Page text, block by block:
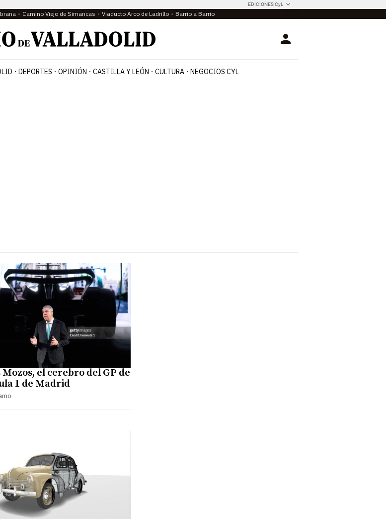
EDICIONES CyL
Camino Viejo de Simancas Viaducto Arco de Ladrillo Barrio a Barrio
Login
DEPORTES OPINIÓN CASTILLA Y LEÓN CULTURA NEGOCIOS CYL
Mozos, el cerebro del GP de
1 de Madrid